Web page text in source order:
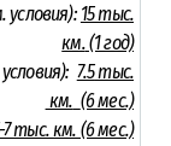
условия): 15 тыс.
км.(1 год)
7.5тыс.
км. (6 мес.)
7 тыс. км. (6 мес.)